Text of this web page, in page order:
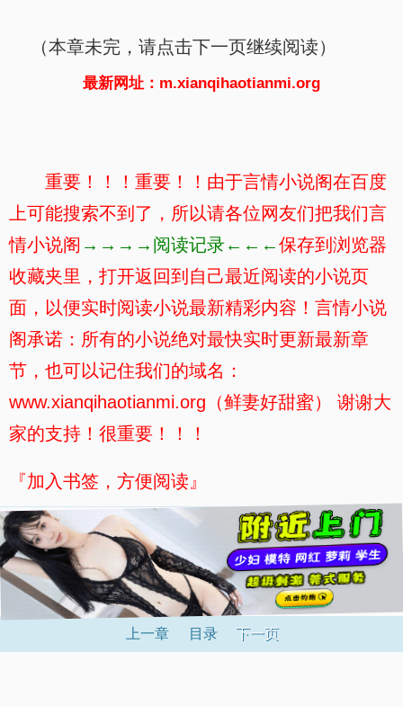
（本章未完，请点击下一页继续阅读）
最新网址：m.xianqihaotianmi.org
重要！！！重要！！由于言情小说阁在百度
上可能搜索不到了，所以请各位网友们把我们言
情小说阁 →→→→阅读记录←←←保存到浏览器
收藏夹里，打开返回到自己最近阅读的小说页
面，以便实时阅读小说最新精彩内容！言情小说
阁承诺：所有的小说绝对最快实时更新最新章
节，也可以记住我们的域名：
www.xianqihaotianmi.org（鲜妻好甜蜜） 谢谢大
家的支持！很重要！！！
『加入书签，方便阅读』
上一章 目录 下一页